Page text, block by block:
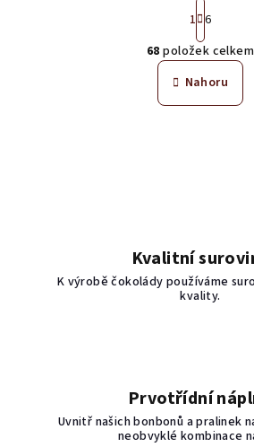
O
v
l
v
k
i
s
u
S
t
r
á
n
k
o
1 6
68 položek celkem
Nahoru
Kvalitní
K výrobě čokolády používáme
kvality.
Prvotřídní
Uvnitř našich bonbonů a pralinek
neobvyklé kombinace